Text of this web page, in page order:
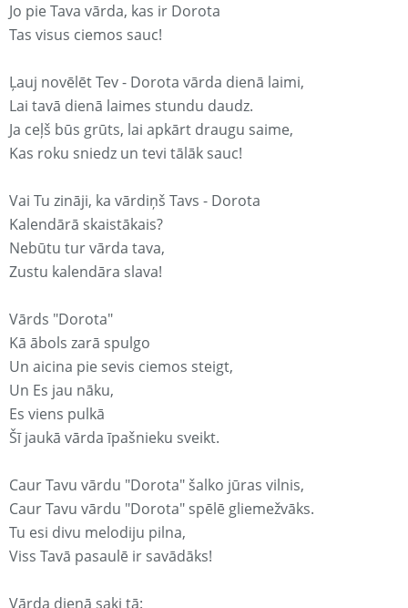
Jo pie Tava vārda, kas ir Dorota
Tas visus ciemos sauc!
Ļauj novēlēt Tev - Dorota vārda dienā laimi,
Lai tavā dienā laimes stundu daudz.
Ja ceļš būs grūts, lai apkārt draugu saime,
Kas roku sniedz un tevi tālāk sauc!
Vai Tu zināji, ka vārdiņš Tavs - Dorota
Kalendārā skaistākais?
Nebūtu tur vārda tava,
Zustu kalendāra slava!
Vārds "Dorota"
Kā ābols zarā spulgo
Un aicina pie sevis ciemos steigt,
Un Es jau nāku,
Es viens pulkā
Šī jaukā vārda īpašnieku sveikt.
Caur Tavu vārdu "Dorota" šalko jūras vilnis,
Caur Tavu vārdu "Dorota" spēlē gliemežvāks.
Tu esi divu melodiju pilna,
Viss Tavā pasaulē ir savādāks!
Vārda dienā saki tā: